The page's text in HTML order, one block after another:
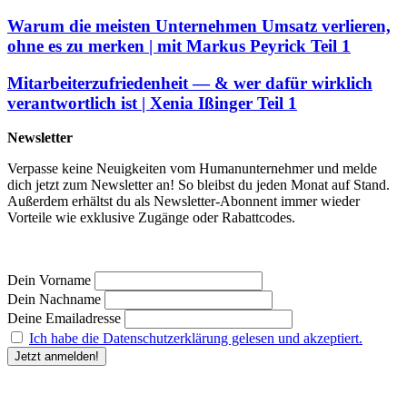
Warum die meisten Unternehmen Umsatz verlieren,
ohne es zu merken | mit Markus Peyrick Teil 1
Mitarbeiterzufriedenheit — & wer dafür wirklich
verantwortlich ist | Xenia Ißinger Teil 1
Newsletter
Verpasse keine Neuigkeiten vom Humanunternehmer und melde
dich jetzt zum Newsletter an! So bleibst du jeden Monat auf Stand.
Außerdem erhältst du als Newsletter-Abonnent immer wieder
Vorteile wie exklusive Zugänge oder Rabattcodes.
Dein Vorname
Dein Nachname
Deine Emailadresse
Ich habe die Datenschutzerklärung gelesen und akzeptiert.